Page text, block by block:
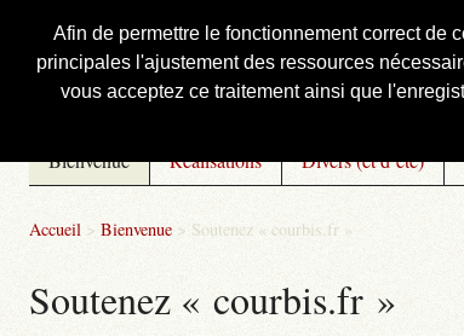
Afin de permettre le fonctionnement correct de
principales l'ajustement des ressources
vous acceptez ce traitement ainsi que
Courbis, « LE » Blog
Bienvenue Réalisations Divers (et d’été)
Accueil > Bienvenue > Soutenez « courbis.fr »
Soutenez « courbis.fr »